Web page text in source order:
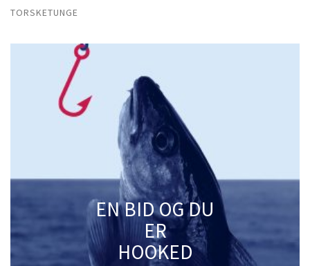
TORSKETUNGE
EN BID OG DU
ER
HOOKED